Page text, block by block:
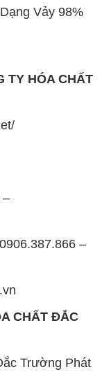
Vảy 98%
TY HÓA CHẤT
–
–
CHẤT ĐẮC
Trường Phát